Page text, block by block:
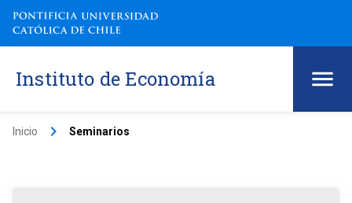
Instituto de Economía
Inicio keyboard_arrow_right Seminarios